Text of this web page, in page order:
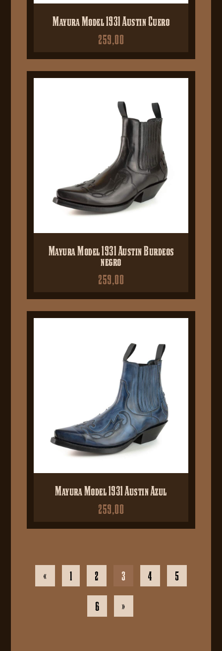
Mayura Model 1931 Austin Cuero
259,00
Mayura Model 1931 Austin Burdeos
negro
259,00
Mayura Model 1931 Austin Azul
259,00
« 1 2 3 4 5
6 »